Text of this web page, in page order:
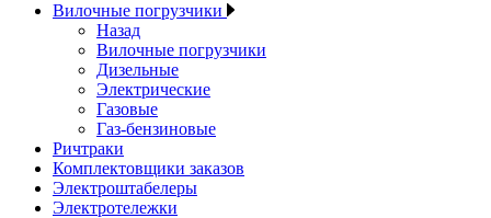
Вилочные погрузчики
Назад
Вилочные погрузчики
Дизельные
Электрические
Газовые
Газ-бензиновые
Ричтраки
Комплектовщики заказов
Электроштабелеры
Электротележки